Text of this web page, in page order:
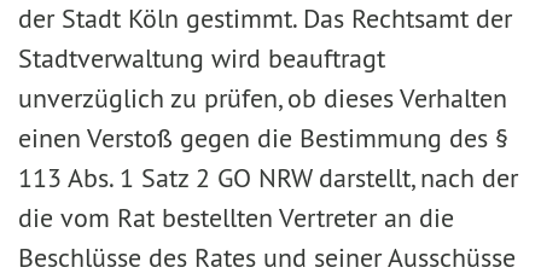
der Stadt Köln gestimmt. Das Rechtsamt der
Stadtverwaltung wird beauftragt
unverzüglich zu prüfen, ob dieses Verhalten
einen Verstoß gegen die Bestimmung des §
113 Abs. 1 Satz 2 GO NRW darstellt, nach der
die vom Rat bestellten Vertreter an die
Beschlüsse des Rates und seiner Ausschüsse